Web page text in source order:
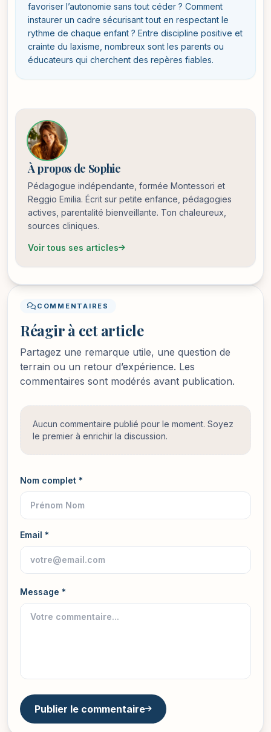
favoriser l’autonomie sans tout céder ? Comment
instaurer un cadre sécurisant tout en respectant le
rythme de chaque enfant ? Entre discipline positive et
crainte du laxisme, nombreux sont les parents ou
éducateurs qui cherchent des repères fiables.
À propos de Sophie
Pédagogue indépendante, formée Montessori et
Reggio Emilia. Écrit sur petite enfance, pédagogies
actives, parentalité bienveillante. Ton chaleureux,
sources cliniques.
Voir tous ses articles
COMMENTAIRES
Réagir à cet article
Partagez une remarque utile, une question de
terrain ou un retour d’expérience. Les
commentaires sont modérés avant publication.
Aucun commentaire publié pour le moment. Soyez
le premier à enrichir la discussion.
Nom complet *
Email *
Message *
Publier le commentaire